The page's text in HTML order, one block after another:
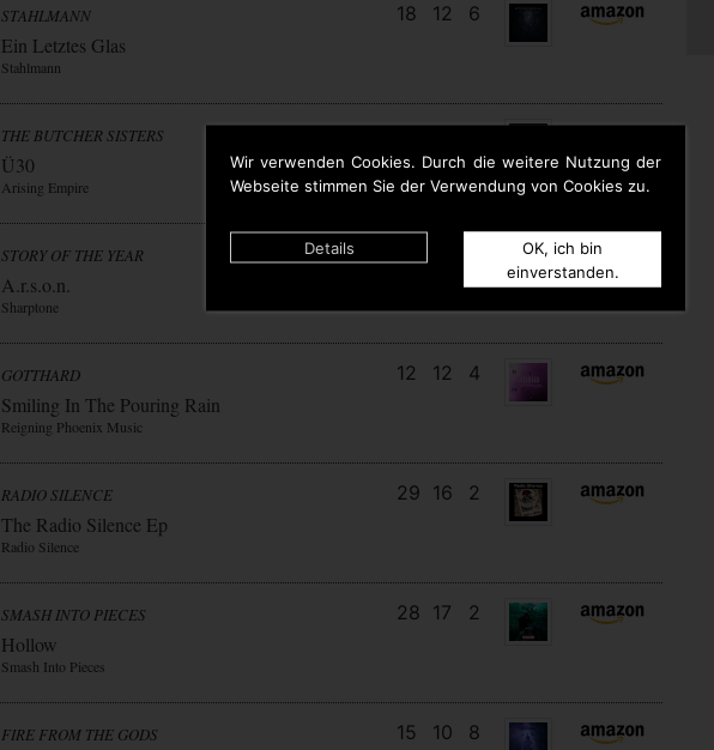
Wir verwenden Cookies. Durch die weitere Nutzung der
Webseite stimmen Sie der Verwendung von Cookies zu.
Details
OK, ich bin
einverstanden.
STAHLMANN
Ein Letztes Glas
Stahlmann
18 12 6
THE BUTCHER SISTERS
Ü30
Arising Empire
10 10 8
STORY OF THE YEAR
A.r.s.o.n.
Sharptone
GOTTHARD
Smiling In The Pouring Rain
Reigning Phoenix Music
12 12 4
RADIO SILENCE
The Radio Silence Ep
Radio Silence
29 16 2
SMASH INTO PIECES
Hollow
Smash Into Pieces
28 17 2
FIRE FROM THE GODS 15 10 8